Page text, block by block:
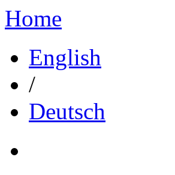
Home
English
/
Deutsch